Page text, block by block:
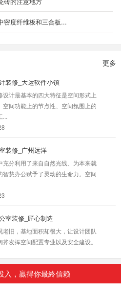
密度纤维板和三合板...
更多
装修_大运软件小镇
设计最基本的四大特征是空间形式上
空间功能上的节点性、空间氛围上的
装修_广州远洋
充分利用了来自自然光线、为本来就
智慧办公赋予了灵动的生命力。空间
室装修_匠心制造
老旧，基地面积却很大，让设计团队
斧发挥空间配置专业以及安全建设。
修设计
入，贏得你最終信赖